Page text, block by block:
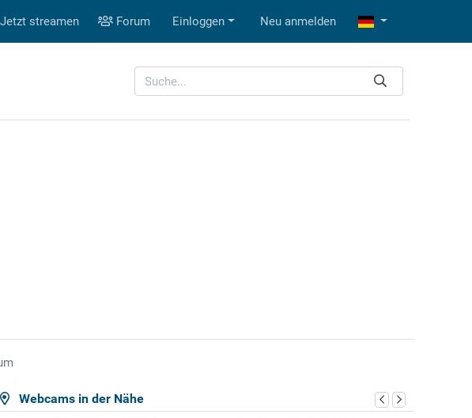
streamen Forum Einloggen Neu anmelden
Webcams in der Nähe